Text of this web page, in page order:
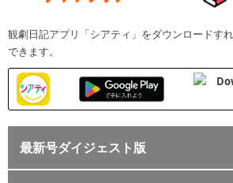
観劇日記アプリ「シアティ」をダウンロードす
できます。
最新号ダイジェスト版